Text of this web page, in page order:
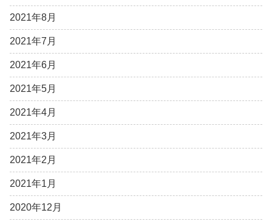
2021年8月
2021年7月
2021年6月
2021年5月
2021年4月
2021年3月
2021年2月
2021年1月
2020年12月